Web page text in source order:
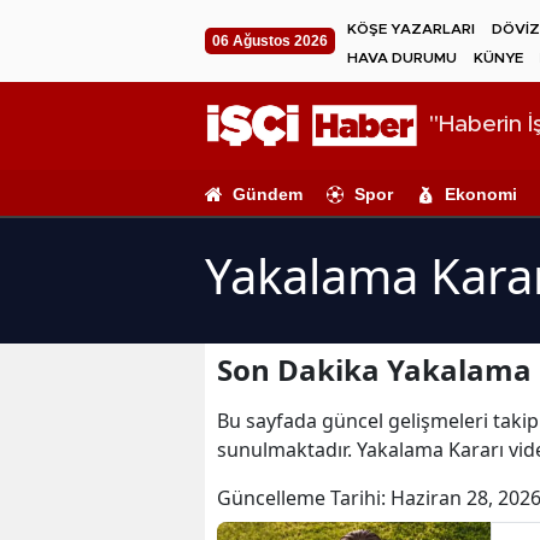
06 Ağustos 2026
KÖŞE YAZARLARI
HAVA DURUMU
KÜNYE
"Haberin
Gündem Spor Ekonomi
Yakalama
Son Dakika
Bu sayfada güncel gelişmeleri
sunulmaktadır. Yakalama Kararı
Güncelleme Tarihi: Haziran 28,